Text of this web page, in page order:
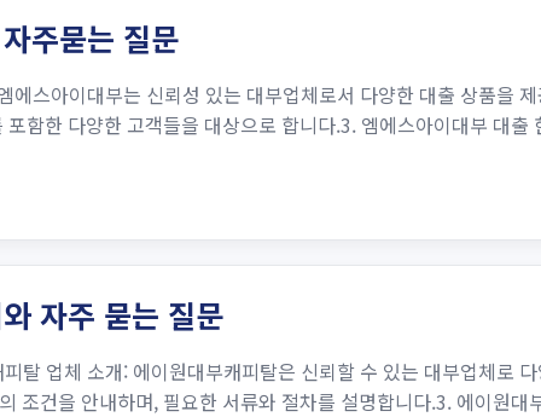
주묻는 질문
스아이대부는 신뢰성 있는 대부업체로서 다양한 대출 상품을
함한 다양한 고객들을 대상으로 합니다.3. 엠에스아이대부 대
자주 묻는 질문
탈 업체 소개: 에이원대부캐피탈은 신뢰할 수 있는 대부업체로
조건을 안내하며, 필요한 서류와 절차를 설명합니다.3. 에이원